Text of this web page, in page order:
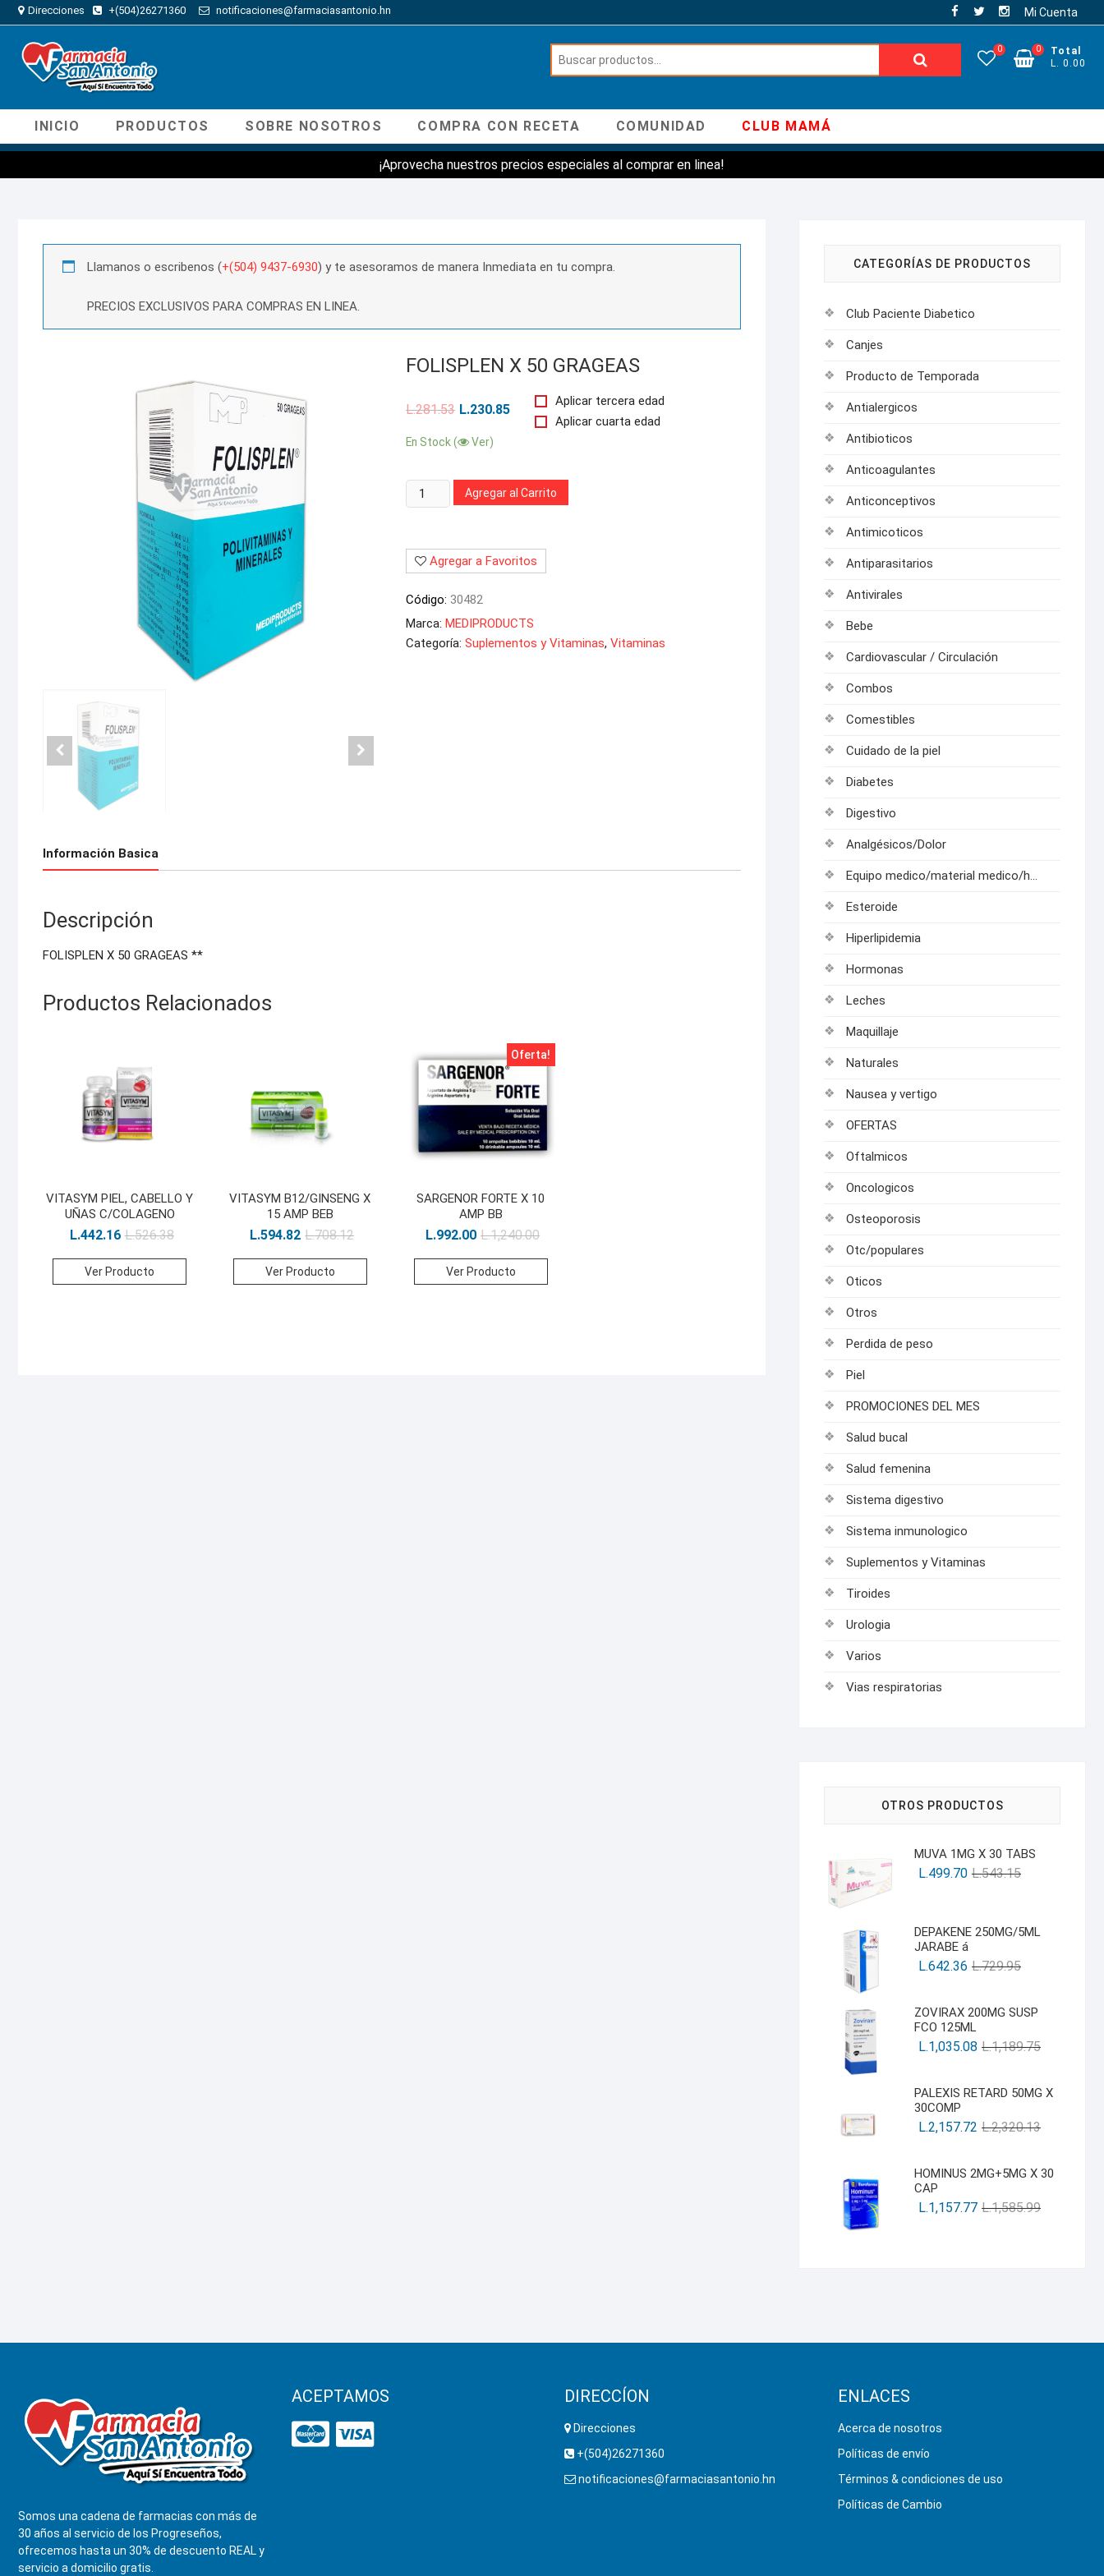
Direcciones +(504)26271360 notificaciones@farmaciasantonio.hn Mi Cuenta
Buscar: 0
Total
L. 0.00
0
INICIO PRODUCTOS SOBRE NOSOTROS COMPRA CON RECETA COMUNIDAD CLUB MAMÁ
¡Aprovecha nuestros precios especiales al comprar en linea!
Llamanos o escribenos (+(504) 9437-6930) y te asesoramos de manera Inmediata en tu compra.
PRECIOS EXCLUSIVOS PARA COMPRAS EN LINEA.
FOLISPLEN X 50 GRAGEAS
L.281.53 L.230.85
Aplicar tercera edad
Aplicar cuarta edad
En Stock ( Ver)
Cantidad: Agregar al Carrito
Agregar a Favoritos
Código: 30482
Marca: MEDIPRODUCTS
Categoría: Suplementos y Vitaminas, Vitaminas
Información Basica
Descripción
FOLISPLEN X 50 GRAGEAS **
Productos Relacionados
VITASYM PIEL, CABELLO Y
UÑAS C/COLAGENO
L.526.38
L.442.16
Ver Producto
VITASYM B12/GINSENG X
15 AMP BEB
L.708.12
L.594.82
Ver Producto
Oferta!
SARGENOR FORTE X 10
AMP BB
L.1,240.00
L.992.00
Ver Producto
CATEGORÍAS DE PRODUCTOS
Club Paciente Diabetico
Canjes
Producto de Temporada
Antialergicos
Antibioticos
Anticoagulantes
Anticonceptivos
Antimicoticos
Antiparasitarios
Antivirales
Bebe
Cardiovascular / Circulación
Combos
Comestibles
Cuidado de la piel
Diabetes
Digestivo
Analgésicos/Dolor
Equipo medico/material medico/hospitalarios
Esteroide
Hiperlipidemia
Hormonas
Leches
Maquillaje
Naturales
Nausea y vertigo
OFERTAS
Oftalmicos
Oncologicos
Osteoporosis
Otc/populares
Oticos
Otros
Perdida de peso
Piel
PROMOCIONES DEL MES
Salud bucal
Salud femenina
Sistema digestivo
Sistema inmunologico
Suplementos y Vitaminas
Tiroides
Urologia
Varios
Vias respiratorias
OTROS PRODUCTOS
MUVA 1MG X 30 TABS
L.543.15
L.499.70
DEPAKENE 250MG/5ML
JARABE á
L.729.95
L.642.36
ZOVIRAX 200MG SUSP
FCO 125ML
L.1,189.75
L.1,035.08
PALEXIS RETARD 50MG X
30COMP
L.2,320.13
L.2,157.72
HOMINUS 2MG+5MG X 30
CAP
L.1,585.99
L.1,157.77
Somos una cadena de farmacias con más de
30 años al servicio de los Progreseños,
ofrecemos hasta un 30% de descuento REAL y
servicio a domicilio gratis.
ACEPTAMOS DIRECCÍON
Direcciones
+(504)26271360
notificaciones@farmaciasantonio.hn
ENLACES
Acerca de nosotros
Políticas de envío
Términos & condiciones de uso
Políticas de Cambio